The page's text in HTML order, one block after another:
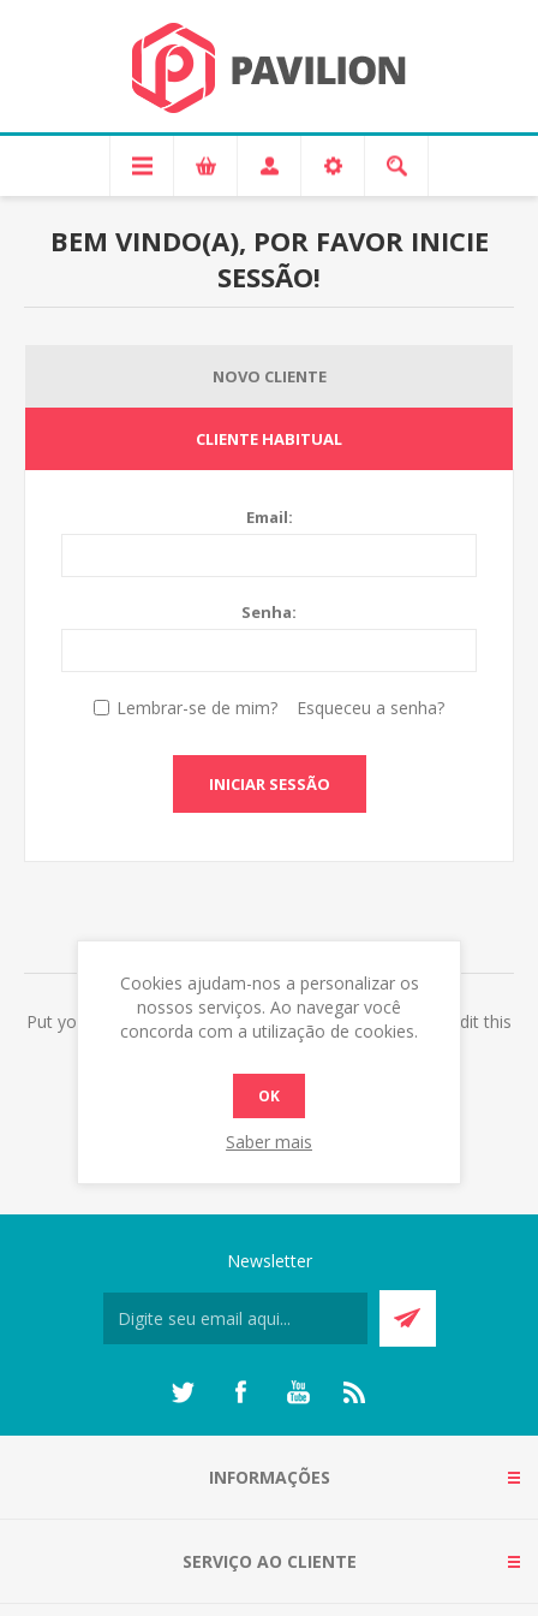
BEM VINDO(A), POR FAVOR INICIE
SESSÃO!
NOVO CLIENTE
CLIENTE HABITUAL
Email:
Senha:
Lembrar-se de mim? Esqueceu a senha?
INICIAR SESSÃO
Put your login / registration information here. You can edit this
Newsletter
INFORMAÇÕES
SERVIÇO AO CLIENTE
Cookies ajudam-nos a personalizar os
nossos serviços. Ao navegar você
concorda com a utilização de cookies.
OK
Saber mais